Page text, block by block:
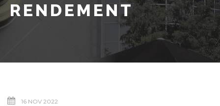
RENDEMENT
16 NOV 2022